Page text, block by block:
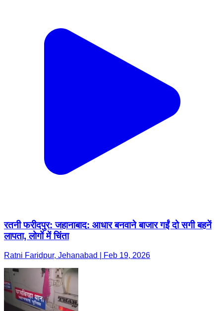
रतनी फरीदपुर: जहानाबाद: आधार बनवाने बाजार गईं दो सगी बहनें
लापता, लोगों में चिंता
Ratni Faridpur, Jehanabad | Feb 19, 2026